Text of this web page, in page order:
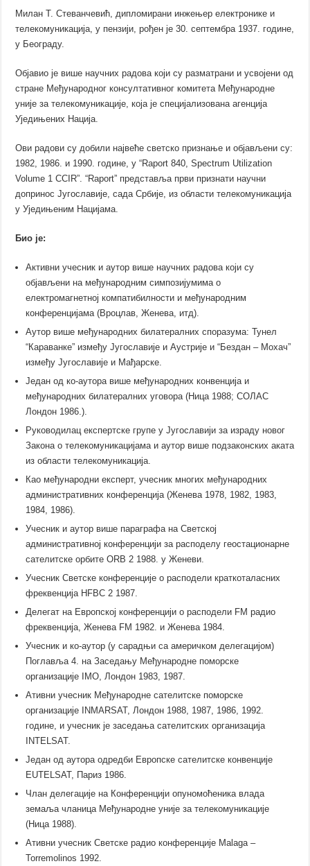
Милан Т. Стеванчевић, дипломирани инжењер електронике и
телекомуникација, у пензији, рођен је 30. септембра 1937. године,
у Београду.
Објавио је више научних радова који су разматрани и усвојени од
стране Међународног консултативног комитета Међународне
уније за телекомуникације, која је специјализована агенција
Уједињених Нација.
Ови радови су добили највеће светско признање и објављени су:
1982, 1986. и 1990. године, у “Raport 840, Spectrum Utilization
Volume 1 CCIR”. “Raport” представља први признати научни
допринос Југославије, сада Србије, из области телекомуникација
у Уједињеним Нацијама.
Био је:
Активни учесник и аутор више научних радова који су
објављени на међународним симпозијумима о
електромагнетној компатибилности и међународним
конференцијама (Вроцлав, Женева, итд).
Аутор више међународних билатералних споразума: Тунел
“Караванке” између Југославије и Аустрије и “Бездан – Мохач”
између Југославије и Мађарске.
Један од ко-аутора више међународних конвенција и
међународних билатералних уговора (Ница 1988; СОЛАС
Лондон 1986.).
Руководилац експертске групе у Југославији за израду новог
Закона о телекомуникацијама и аутор више подзаконских аката
из области телекомуникација.
Као међународни експерт, учесник многих међународних
административних конференција (Женева 1978, 1982, 1983,
1984, 1986).
Учесник и аутор више параграфа на Светској
административној конференцији за расподелу геостационарне
сателитске орбите ORB 2 1988. у Женеви.
Учесник Светске конференције о расподели краткоталасних
фреквенција HFBC 2 1987.
Делегат на Европској конференцији о расподели FM радио
фреквенција, Женева FM 1982. и Женева 1984.
Учесник и ко-аутор (у сарадњи са америчком делегацијом)
Поглавља 4. на Заседању Међународне поморске
организације IMO, Лондон 1983, 1987.
Ативни учесник Међународне сателитске поморске
организације INMARSAT, Лондон 1988, 1987, 1986, 1992.
године, и учесник је заседања сателитских организација
INTELSAT.
Један од аутора одредби Европске сателитске конвенције
EUTELSAT, Париз 1986.
Члан делегације на Конференцији опуномоћеника влада
земаља чланица Међународне уније за телекомуникације
(Ница 1988).
Ативни учесник Светске радио конференције Malaga –
Torremolinos 1992.